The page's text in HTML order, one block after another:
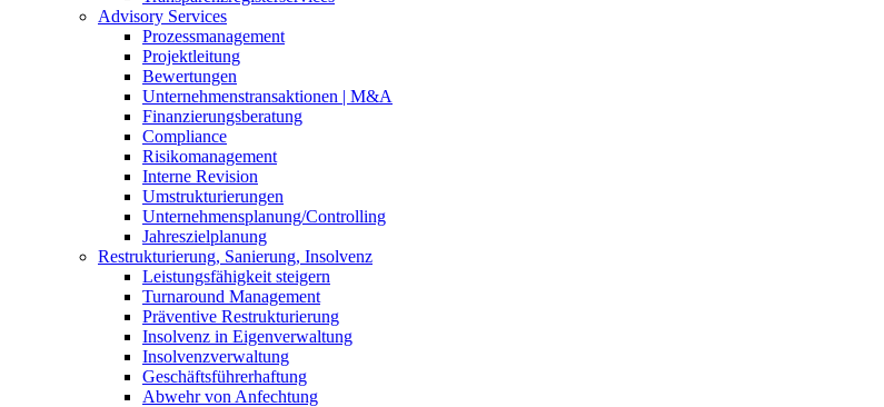
Advisory Services
Prozessmanagement
Projektleitung
Bewertungen
Unternehmenstransaktionen | M&A
Finanzierungsberatung
Compliance
Risikomanagement
Interne Revision
Umstrukturierungen
Unternehmensplanung/Controlling
Jahreszielplanung
Restrukturierung, Sanierung, Insolvenz
Leistungsfähigkeit steigern
Turnaround Management
Präventive Restrukturierung
Insolvenz in Eigenverwaltung
Insolvenzverwaltung
Geschäftsführerhaftung
Abwehr von Anfechtung